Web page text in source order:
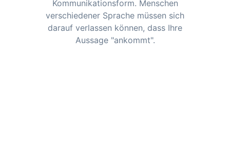
Kommunikationsform. Menschen
verschiedener Sprache müssen sich
darauf verlassen können, dass Ihre
Aussage "ankommt".